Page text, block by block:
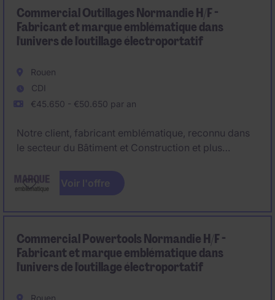
Commercial Outillages Normandie H/F -
Fabricant et marque emblématique dans
l'univers de l'outillage électroportatif
Rouen
CDI
€45.650 - €50.650 par an
Notre client, fabricant emblématique, reconnu dans
le secteur du Bâtiment et Construction et plus
électroportatif, recrute, son futur Commercial
Outillages Normandie H/F basé sur Rouen ou
Vous souhaitez rejoindre une marque iconique ?
Postulez !
Voir l'offre
Commercial Powertools Normandie H/F -
Fabricant et marque emblématique dans
l'univers de l'outillage électroportatif
Rouen